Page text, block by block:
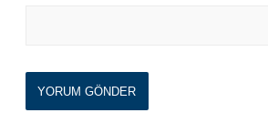
YORUM GÖNDER